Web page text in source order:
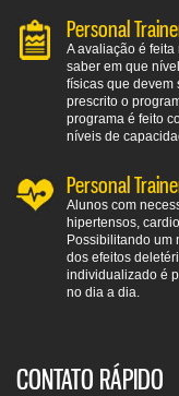
Personal
A avaliação é
saber em que
físicas que devem
prescrito o
programa é feito
níveis de
Personal
Alunos com
hipertensos,
Possibilitando um
dos efeitos
individualizado é
no dia a dia.
CONTATO RÁPIDO